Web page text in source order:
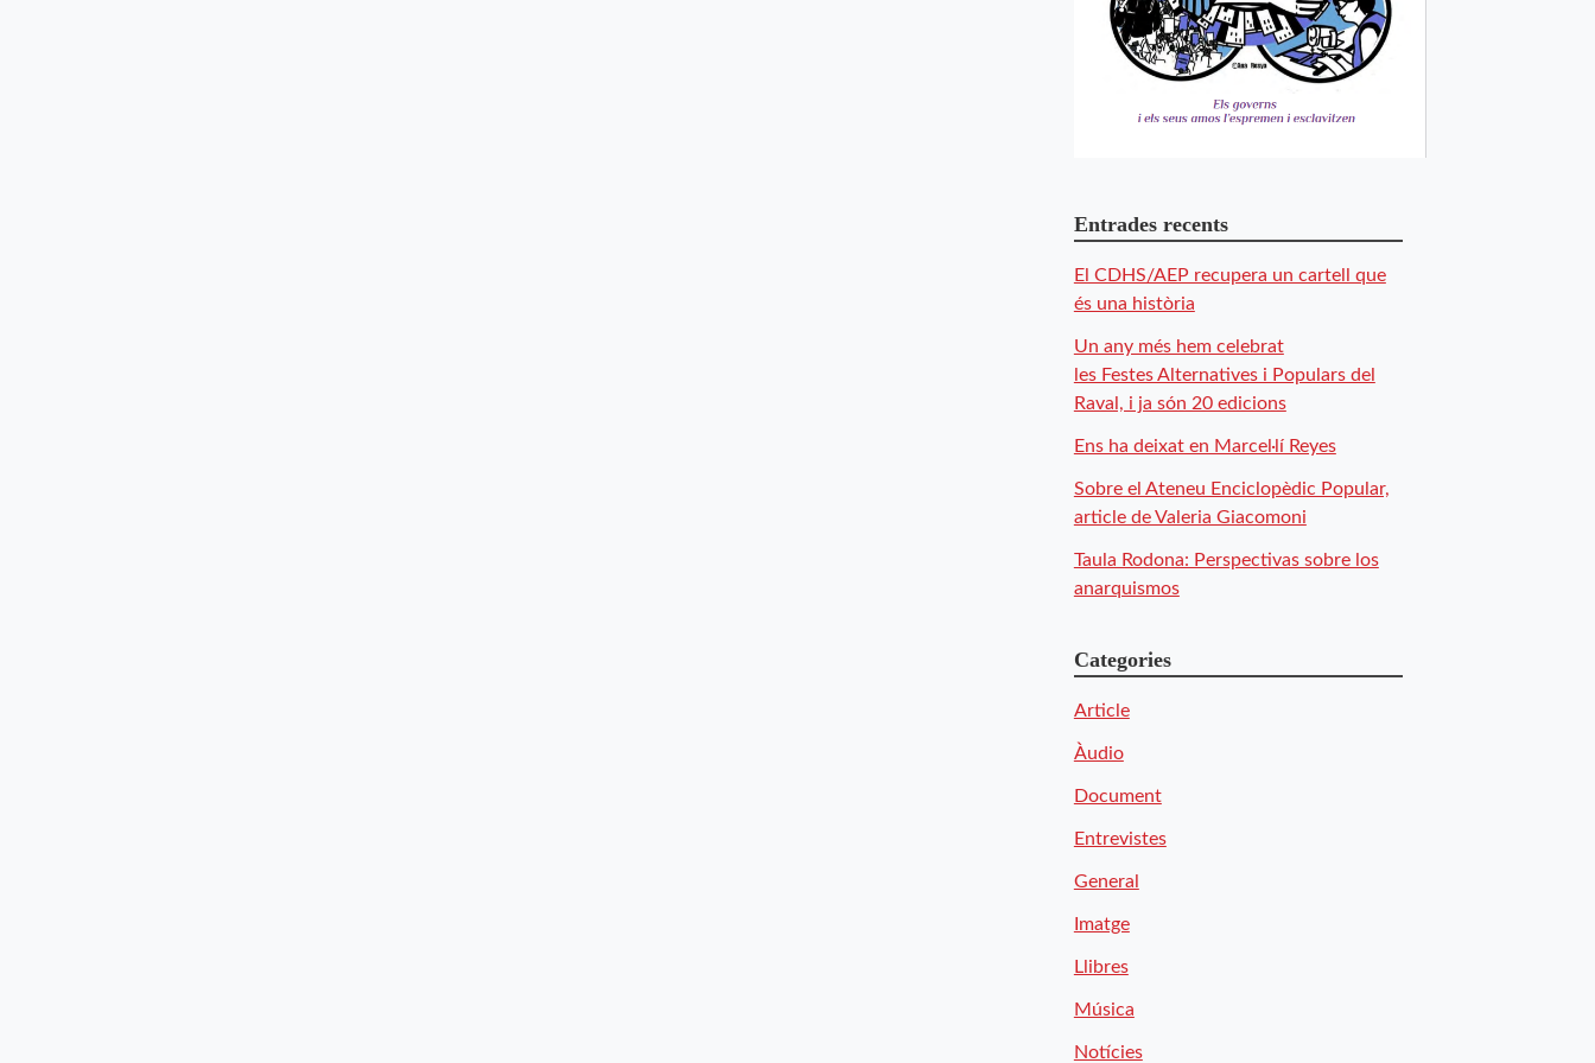
Entrades recents
El CDHS/AEP recupera un cartell que
és una història
Un any més hem celebrat
les Festes Alternatives i Populars del
Raval, i ja són 20 edicions
Ens ha deixat en Marcel·lí Reyes
Sobre el Ateneu Enciclopèdic Popular,
article de Valeria Giacomoni
Taula Rodona: Perspectivas sobre los
anarquismos
Categories
Article
Àudio
Document
Entrevistes
General
Imatge
Llibres
Música
Notícies